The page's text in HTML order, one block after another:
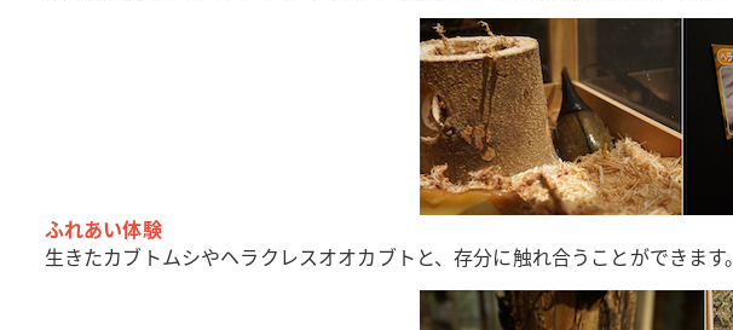
ふれあい体験
生きたカブトムシやヘラクレスオオカブトと、存分に触れ合うことができます。